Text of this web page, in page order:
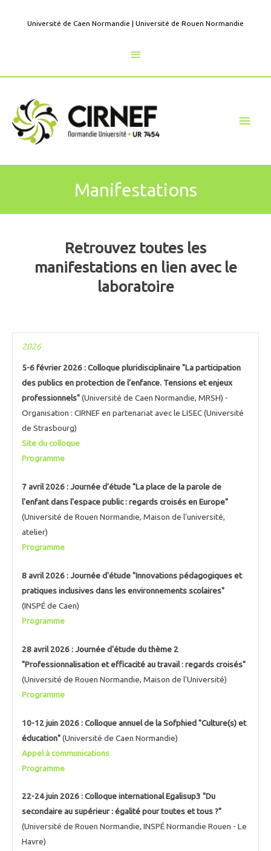
Université de Caen Normandie | Université de Rouen Normandie
Au
dessus
l'en-
Manifestations
Retrouvez toutes les
manifestations en lien avec le
laboratoire
2026
5-6 février 2026 : Colloque pluridisciplinaire "La participation
des publics en protection de l'enfance. Tensions et enjeux
professionnels"(Université de Caen Normandie, MRSH) -
Organisation : CIRNEF en partenariat avec le LISEC (Université
de Strasbourg)
Site du colloque
Programme
7 avril 2026 : Journée d'étude "La place de la parole de
l'enfant dans l'espace public : regards croisés en Europe"
(Université de Rouen Normandie, Maison de l'université,
atelier)
Programme
8 avril 2026 : Journée d'étude "Innovations pédagogiques et
pratiques inclusives dans les environnements scolaires"
(INSPÉ de Caen)
Programme
28 avril 2026 : Journée d'étude du thème 2
"Professionnalisation et efficacité au travail : regards croisés"
(Université de Rouen Normandie, Maison de l'Université)
Programme
10-12 juin 2026 : Colloque annuel de la Sofphied "Culture(s) et
éducation"(Université de Caen Normandie)
Appel à communications
Programme
22-24 juin 2026 : Colloque international Egalisup3 "Du
secondaire au supérieur : égalité pour toutes et tous ?"
(Université de Rouen Normandie, INSPÉ Normandie Rouen - Le
Havre)